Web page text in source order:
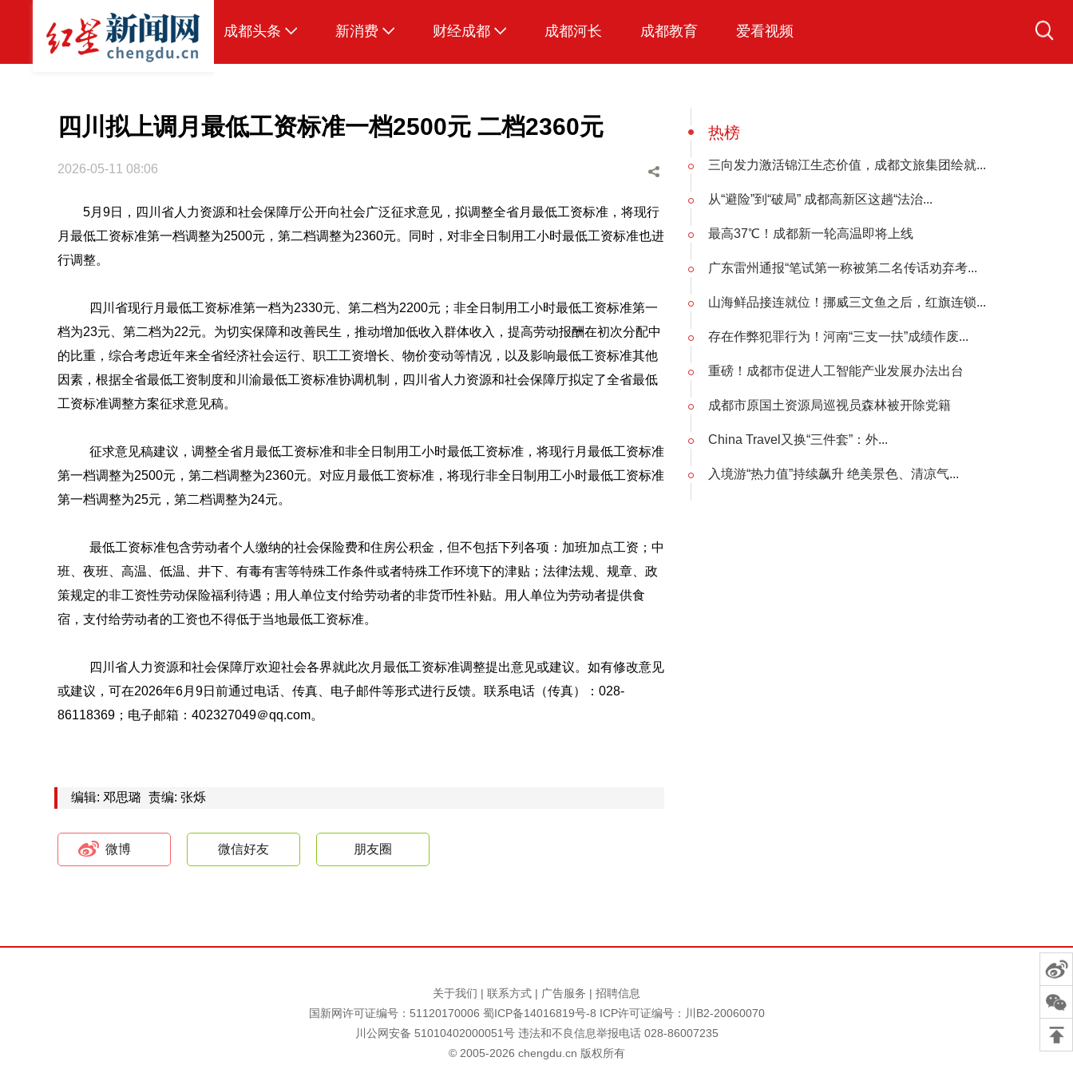
成都头条
本地
热点专题
新消费 财经成都 成都河长 成都教育 爱看视频
四川拟上调月最低工资标准一档2500元 二档2360元
2026-05-11 08:06
5月9日，四川省人力资源和社会保障厅公开向社会广泛征求意见，拟调整全省月最低工资标准，将现行
月最低工资标准第一档调整为2500元，第二档调整为2360元。同时，对非全日制用工小时最低工资标准也进
行调整。
四川省现行月最低工资标准第一档为2330元、第二档为2200元；非全日制用工小时最低工资标准第一
档为23元、第二档为22元。为切实保障和改善民生，推动增加低收入群体收入，提高劳动报酬在初次分配中
的比重，综合考虑近年来全省经济社会运行、职工工资增长、物价变动等情况，以及影响最低工资标准其他
因素，根据全省最低工资制度和川渝最低工资标准协调机制，四川省人力资源和社会保障厅拟定了全省最低
工资标准调整方案征求意见稿。
征求意见稿建议，调整全省月最低工资标准和非全日制用工小时最低工资标准，将现行月最低工资标准
第一档调整为2500元，第二档调整为2360元。对应月最低工资标准，将现行非全日制用工小时最低工资标准
第一档调整为25元，第二档调整为24元。
最低工资标准包含劳动者个人缴纳的社会保险费和住房公积金，但不包括下列各项：加班加点工资；中
班、夜班、高温、低温、井下、有毒有害等特殊工作条件或者特殊工作环境下的津贴；法律法规、规章、政
策规定的非工资性劳动保险福利待遇；用人单位支付给劳动者的非货币性补贴。用人单位为劳动者提供食
宿，支付给劳动者的工资也不得低于当地最低工资标准。
四川省人力资源和社会保障厅欢迎社会各界就此次月最低工资标准调整提出意见或建议。如有修改意见
或建议，可在2026年6月9日前通过电话、传真、电子邮件等形式进行反馈。联系电话（传真）：028-
86118369；电子邮箱：402327049＠qq.com。
编辑: 邓思璐 责编: 张烁
微博 微信好友 朋友圈
热榜
三向发力激活锦江生态价值，成都文旅集团绘就...
从“避险”到“破局” 成都高新区这趟“法治...
最高37℃！成都新一轮高温即将上线
广东雷州通报“笔试第一称被第二名传话劝弃考...
山海鲜品接连就位！挪威三文鱼之后，红旗连锁...
存在作弊犯罪行为！河南“三支一扶”成绩作废...
重磅！成都市促进人工智能产业发展办法出台
成都市原国土资源局巡视员森林被开除党籍
China Travel又换“三件套”：外...
入境游“热力值”持续飙升 绝美景色、清凉气...
关于我们 | 联系方式 | 广告服务 | 招聘信息
国新网许可证编号：51120170006 蜀ICP备14016819号-8 ICP许可证编号：川B2-20060070
川公网安备 51010402000051号 违法和不良信息举报电话 028-86007235
© 2005-2026 chengdu.cn 版权所有